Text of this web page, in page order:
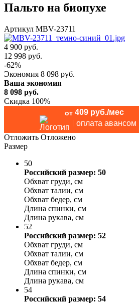
Пальто на биопухе
Артикул MBV-23711
4 900 руб.
12 998 руб.
-62%
Экономия 8 098 руб.
Ваша экономия
8 098 руб.
Скидка 100%
от 409 руб./мес
оплата авансом
Отложить Отложено
Размер
50
Российский размер: 50
Обхват груди, см
Обхват талии, см
Обхват бедер, см
Длина спинки, см
Длина рукава, см
52
Российский размер: 52
Обхват груди, см
Обхват талии, см
Обхват бедер, см
Длина спинки, см
Длина рукава, см
54
Российский размер: 54